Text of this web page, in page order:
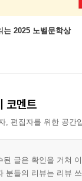
는 2025 노벨문학상
코멘트
, 편집자를 위한 공간
된 글은 확인을 거쳐
분들의 리뷰는 리뷰